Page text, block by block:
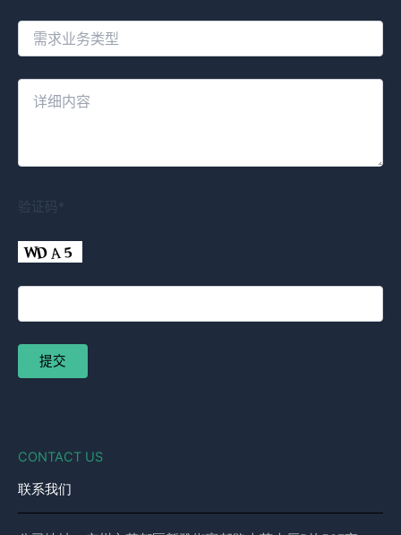
验证码*
CONTACT US
联系我们